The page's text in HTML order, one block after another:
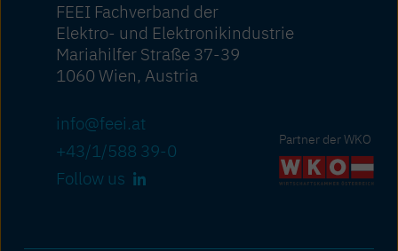
FEEI Fachverband der
Elektro- und Elektronikindustrie
Mariahilfer Straße 37-39
1060 Wien, Austria
info@feei.at
+43/1/588 39-0
Follow us
Partner der WKO